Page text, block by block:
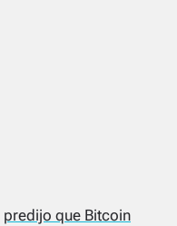
predijo que Bitcoin